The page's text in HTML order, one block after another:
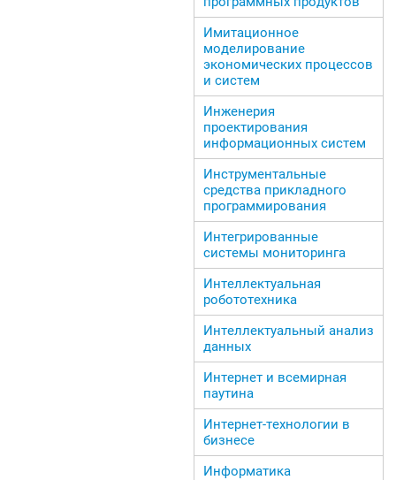
Имитационное
моделирование
экономических процессов
и систем
Инженерия
проектирования
информационных систем
Инструментальные
средства прикладного
программирования
Интегрированные
системы мониторинга
Интеллектуальная
робототехника
Интеллектуальный анализ
данных
Интернет и всемирная
паутина
Интернет-технологии в
бизнесе
Информатика